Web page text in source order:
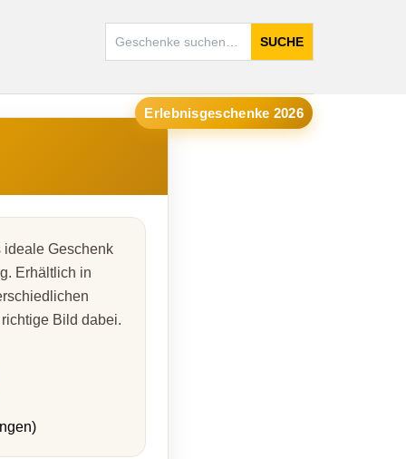
SUCHE
Erlebnisgeschenke 2026
ideale Geschenk
Erhältlich in
Bild dabei.